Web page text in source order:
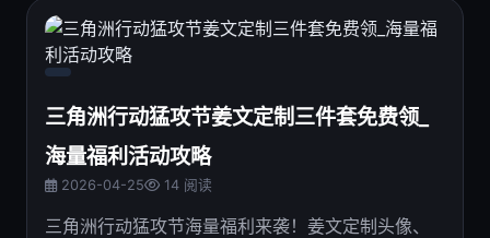
三角洲行动猛攻节姜文定制三件套免费领_
海量福利活动攻略
2026-04-25 14 阅读
三角洲行动猛攻节海量福利来袭！姜文定制头像、